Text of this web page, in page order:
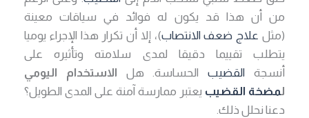
من أن هذا قد يكون له فوائد في سياقات معينة
(مثل علاج ضعف الانتصاب)، إلا أن تكرار هذا الإجراء يوميا
يتطلب تقييما دقيقا لمدى سلامته وتأثيره على
أنسجة القضيبالحساسة. هل الاستخدام اليومي
لمضخة القضيب يعتبر ممارسة آمنة على المدى الطويل؟
دعنا نحلل ذلك.